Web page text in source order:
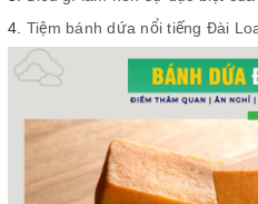
Tiệm bánh dứa nổi tiếng Đài